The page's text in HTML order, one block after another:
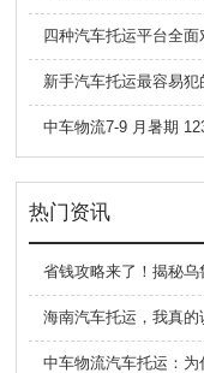
四种汽车托运平台全
新手汽车托运最容易
热门资讯
海南汽车托运，我真的
中车物流汽车托运：